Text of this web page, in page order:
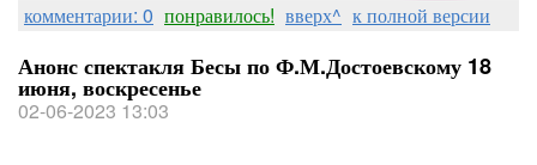
комментарии: 0 понравилось! вверх^ к полной версии
Анонс спектакля Бесы по Ф.М.Достоевскому 18
июня, воскресенье
02-06-2023 13:03